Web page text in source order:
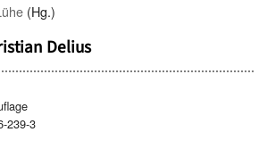
(Hg.)
Delius
239-3